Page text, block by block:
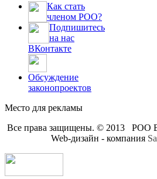
Как стать
членом РОО?
Подпишитесь
на нас
ВКонтакте
Обсуждение
законопроектов
Место для рекламы
Все права защищены. © 2013 РОО
Web-дизайн - компания